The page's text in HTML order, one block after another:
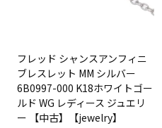
フレッド シャンスアンフィニ
ブレスレット MM シルバー
6B0997-000 K18ホワイトゴー
ルド WG レディース ジュエリ
ー 【中古】【jewelry】